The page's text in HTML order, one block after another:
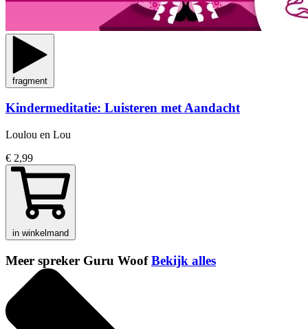
fragment
Kindermeditatie: Luisteren met Aandacht
Loulou en Lou
€ 2,99
in winkelmand
Meer spreker Guru WoofBekijk alles